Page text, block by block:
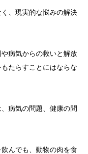
、現実的な悩みの解決
病気からの救いと解放
たらすことにはならな
病気の問題、健康の問
んでも、動物の肉を食